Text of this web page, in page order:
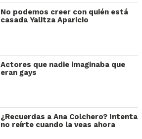
No podemos creer con quién está
casada Yalitza Aparicio
Actores que nadie imaginaba que
eran gays
¿Recuerdas a Ana Colchero? Intenta
no reírte cuando la veas ahora